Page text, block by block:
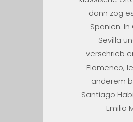
dann zog
Spanien.
Sevilla
verschrieb
Flamenco,
anderem
Santiago
Emilio